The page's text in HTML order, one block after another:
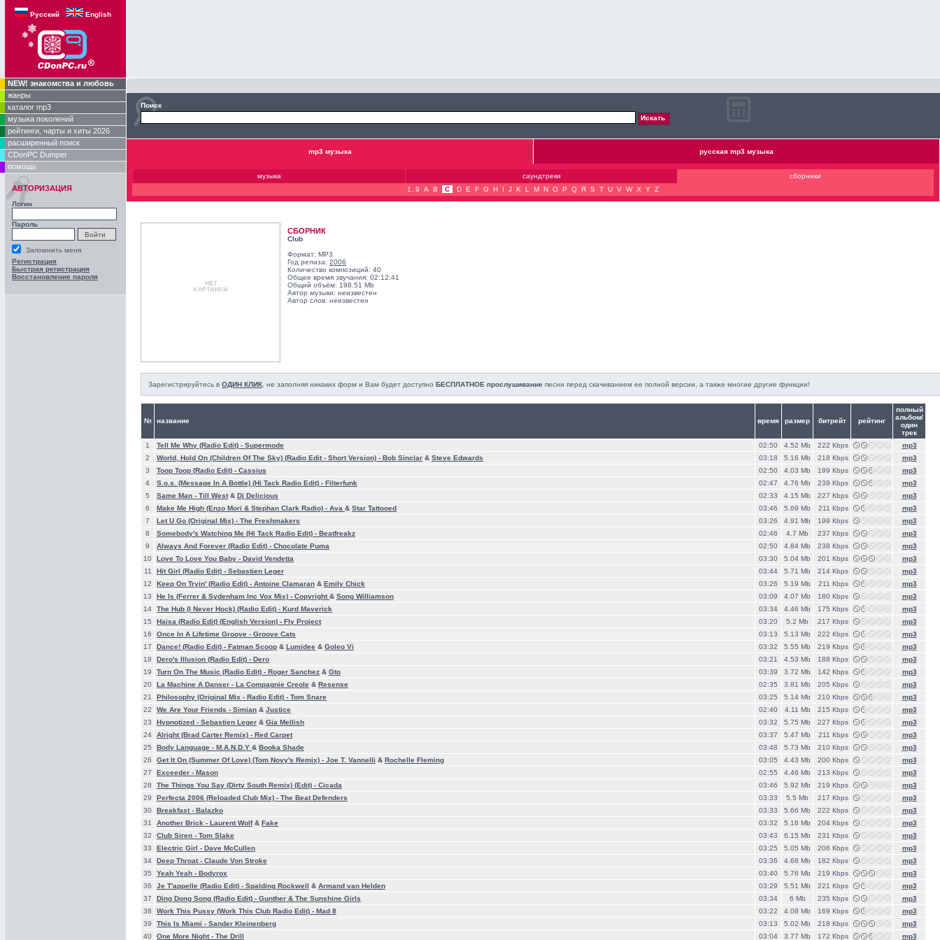
Русский English
NEW! знакомства и любовь
жанры
каталог mp3
музыка поколений
рейтинги, чарты и хиты 2026
расширенный поиск
CDonPC Dumper
помощь
АВТОРИЗАЦИЯ
Логин
Пароль
Запомнить меня
Регистрация
Быстрая регистрация
Восстановление пароля
Поиск
mp3 музыка русская mp3 музыка
музыка саундтреки
сборники
1..9
A B C D E F G H I J K L M N O P Q R S T U V W X Y Z
СБОРНИК
Club
Формат: MP3
Год релиза: 2006
Количество композиций: 40
Общее время звучания: 02:12:41
Общий объём: 198.51 Mb
Автор музыки: неизвестен
Автор слов: неизвестен
Зарегистрируйтесь в ОДИН КЛИК , не заполняя никаких форм и Вам будет доступно БЕСПЛАТНОЕ прослушивание песни перед cкачиванием ее полной версии, а также многие другие функции!
№ название время размер битрейт рейтинг
полный
альбом/
один
трек
1
Tell Me Why (Radio Edit) - Supermode 02:50 4.52 Mb 222 Кbps
mp3
2
World, Hold On (Children Of The Sky) (Radio Edit - Short Version) - Bob Sinclar & Steve Edwards 03:18 5.16 Mb 218 Кbps
mp3
3
Toop Toop (Radio Edit) - Cassius 02:50 4.03 Mb 199 Кbps
mp3
4
S.o.s. (Message In A Bottle) (Hi Tack Radio Edit) - Filterfunk 02:47 4.76 Mb 239 Кbps
mp3
5
Same Man - Till West& Dj Delicious 02:33 4.15 Mb 227 Кbps
mp3
6
Make Me High (Enzo Mori & Stephan Clark Radio) - Ava & Star Tattooed 03:46 5.69 Mb 211 Кbps
mp3
7
Let U Go (Original Mix) - The Freshmakers 03:26 4.91 Mb 199 Кbps
mp3
8
Somebody's Watching Me (Hi Tack Radio Edit) - Beatfreakz 02:46 4.7 Mb 237 Кbps
mp3
9
Always And Forever (Radio Edit) - Chocolate Puma 02:50 4.84 Mb 238 Кbps
mp3
10
Love To Love You Baby - David Vendetta 03:30 5.04 Mb 201 Кbps
mp3
11
Hit Girl (Radio Edit) - Sebastien Leger 03:44 5.71 Mb 214 Кbps
mp3
12
Keep On Tryin' (Radio Edit) - Antoine Clamaran & Emily Chick 03:26 5.19 Mb 211 Кbps
mp3
13
He Is (Ferrer & Sydenham Inc Vox Mix) - Copyright& Song Williamson 03:09 4.07 Mb 180 Кbps
mp3
14
The Hub (I Never Hock) (Radio Edit) - Kurd Maverick 03:34 4.46 Mb 175 Кbps
mp3
15
Haisa (Radio Edit) (English Version) - Fly Project 03:20 5.2 Mb 217 Кbps
mp3
16
Once In A Lifetime Groove - Groove Cats 03:13 5.13 Mb 222 Кbps
mp3
17
Dance! (Radio Edit) - Fatman Scoop & Lumidee & Goleo Vi 03:32 5.55 Mb 219 Кbps
mp3
18
Dero's Illusion (Radio Edit) - Dero 03:21 4.53 Mb 188 Кbps
mp3
19
Turn On The Music (Radio Edit) - Roger Sanchez & Gto 03:39 3.72 Mb 142 Кbps
mp3
20
La Machine A Danser - La Compagnie Creole & Resense 02:35 3.81 Mb 205 Кbps
mp3
21
Philosophy (Original Mix - Radio Edit) - Tom Snare 03:25 5.14 Mb 210 Кbps
mp3
22
We Are Your Friends - Simian & Justice 02:40 4.11 Mb 215 Кbps
mp3
23
Hypnotized - Sebastien Leger & Gia Mellish 03:32 5.75 Mb 227 Кbps
mp3
24
Alright (Brad Carter Remix) - Red Carpet 03:37 5.47 Mb 211 Кbps
mp3
25
Body Language - M.A.N.D.Y & Booka Shade 03:48 5.73 Mb 210 Кbps
mp3
26
Get It On (Summer Of Love) (Tom Novy's Remix) - Joe T. Vannelli & Rochelle Fleming 03:05 4.43 Mb 200 Кbps
mp3
27
Exceeder - Mason 02:55 4.46 Mb 213 Кbps
mp3
28
The Things You Say (Dirty South Remix) (Edit) - Cicada 03:46 5.92 Mb 219 Кbps
mp3
29
Perfecta 2006 (Reloaded Club Mix) - The Beat Defenders 03:33 5.5 Mb 217 Кbps
mp3
30
Breakfast - Balazko 03:33 5.66 Mb 222 Кbps
mp3
31
Another Brick - Laurent Wolf& Fake 03:32 5.16 Mb 204 Кbps
mp3
32
Club Siren - Tom Slake 03:43 6.15 Mb 231 Кbps
mp3
33
Electric Girl - Dave McCullen 03:25 5.05 Mb 206 Кbps
mp3
34
Deep Throat - Claude Von Stroke 03:36 4.68 Mb 182 Кbps
mp3
35
Yeah Yeah - Bodyrox 03:40 5.76 Mb 219 Кbps
mp3
36
Je T'appelle (Radio Edit) - Spalding Rockwell & Armand van Helden 03:29 5.51 Mb 221 Кbps
mp3
37
Ding Dong Song (Radio Edit) - Gunther & The Sunshine Girls 03:34 6 Mb 235 Кbps
mp3
38
Work This Pussy (Work This Club Radio Edit) - Mad 8 03:22 4.08 Mb 169 Кbps
mp3
39
This Is Miami - Sander Kleinenberg 03:13 5.02 Mb 218 Кbps
mp3
40
One More Night - The Drill 03:04 3.77 Mb 172 Кbps mp3